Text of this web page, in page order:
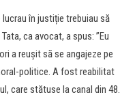
în justiție trebuiau să
ca avocat, a spus: ”Eu
a reușit să se angajeze pe
politice. A fost reabilitat
care stătuse la canal din 48.